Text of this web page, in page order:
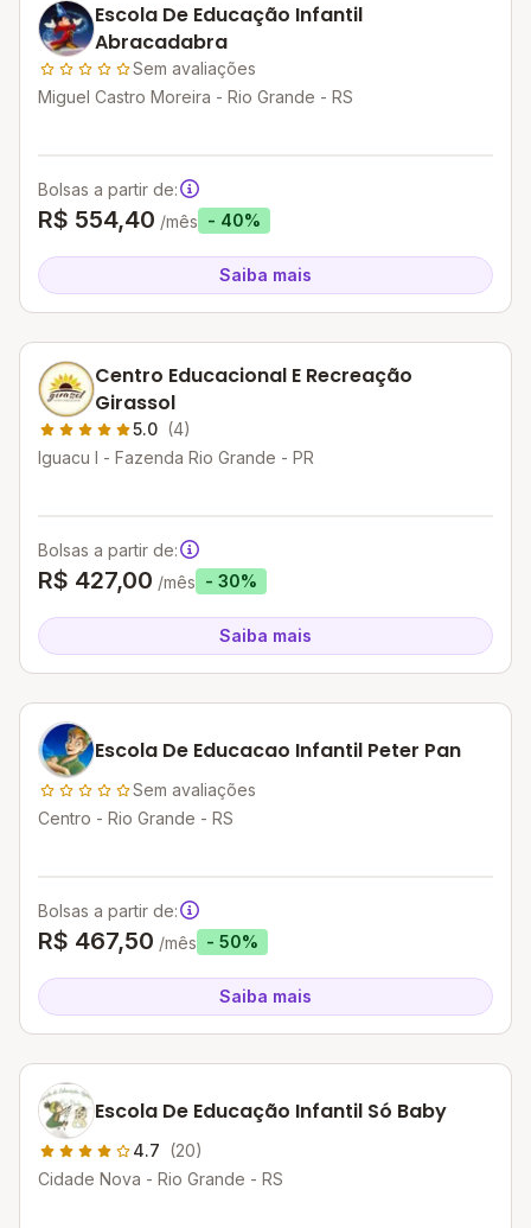
Escola De Educação Infantil
Abracadabra
Sem avaliações
Miguel Castro Moreira - Rio Grande - RS
Bolsas a partir de:
R$ 554,40 /mês - 40%
Saiba mais
Centro Educacional E Recreação
Girassol
5.0 (4)
Iguacu I - Fazenda Rio Grande - PR
Bolsas a partir de:
R$ 427,00 /mês - 30%
Saiba mais
Escola De Educacao Infantil Peter Pan
Sem avaliações
Centro - Rio Grande - RS
Bolsas a partir de:
R$ 467,50 /mês - 50%
Saiba mais
Escola De Educação Infantil Só Baby
4.7 (20)
Cidade Nova - Rio Grande - RS